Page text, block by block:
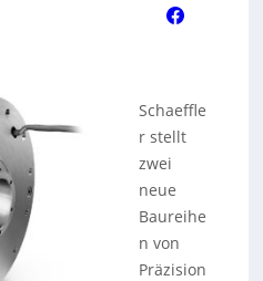
Schaeffle
r stellt
zwei
neue
Baureihe
n von
Präzision